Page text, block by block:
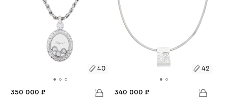
40
350 000 ₽
42
340 000 ₽